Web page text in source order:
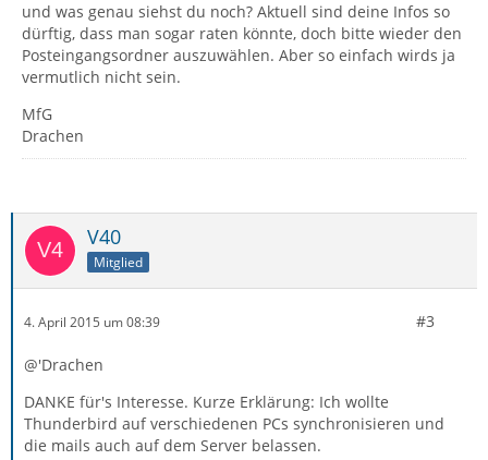
und was genau siehst du noch? Aktuell sind deine Infos so
dürftig, dass man sogar raten könnte, doch bitte wieder den
Posteingangsordner auszuwählen. Aber so einfach wirds ja
vermutlich nicht sein.
MfG
Drachen
V40
Mitglied
4. April 2015 um 08:39 #3
@'Drachen
DANKE für's Interesse. Kurze Erklärung: Ich wollte
Thunderbird auf verschiedenen PCs synchronisieren und
die mails auch auf dem Server belassen.